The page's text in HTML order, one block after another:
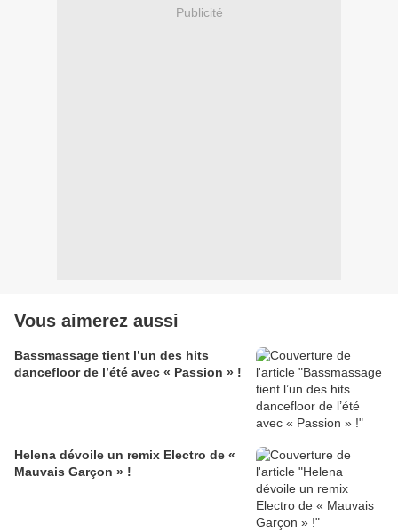
Publicité
Vous aimerez aussi
Bassmassage tient l’un des hits
dancefloor de l’été avec « Passion » !
Helena dévoile un remix Electro de «
Mauvais Garçon » !